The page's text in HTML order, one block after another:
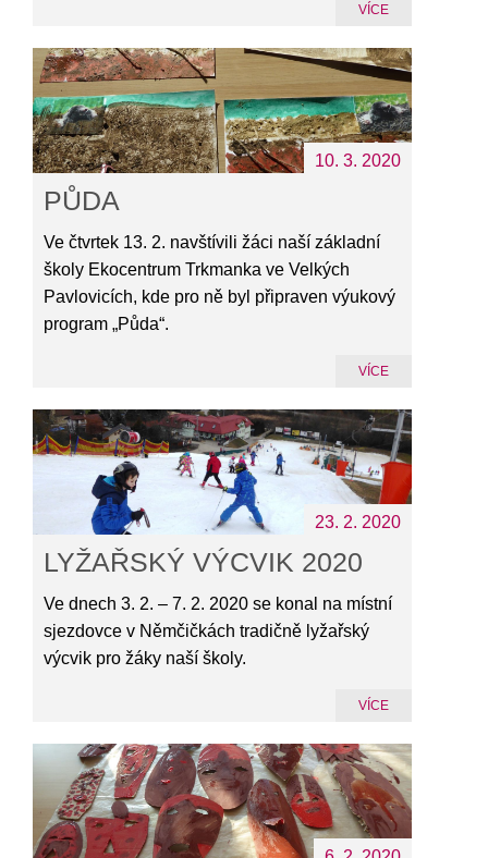
VÍCE
10. 3. 2020
PŮDA
Ve čtvrtek 13. 2. navštívili žáci naší základní
školy Ekocentrum Trkmanka ve Velkých
Pavlovicích, kde pro ně byl připraven výukový
program „Půda“.
VÍCE
23. 2. 2020
LYŽAŘSKÝ VÝCVIK 2020
Ve dnech 3. 2. – 7. 2. 2020 se konal na místní
sjezdovce v Němčičkách tradičně lyžařský
výcvik pro žáky naší školy.
VÍCE